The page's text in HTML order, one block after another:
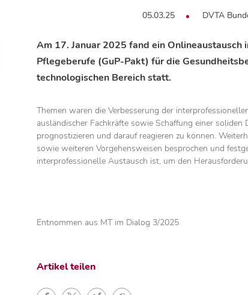
05.03.25 DVTA
Am 17. Januar 2025 fand ein
Pflegeberufe (GuP-Pakt) für die
technologischen Bereich statt.
Themen waren die Verbesserung der
ausländischer Fachkräfte sowie Schaffung einer
prognostizieren und darauf reagieren zu können.
sowie weiteren Vorgehensweisen besprochen und
interprofessionelle Austausch ist, um den
Entnommen aus MT im Dialog 3/2025
Artikel teilen